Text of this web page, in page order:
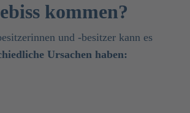
kommen?
und -besitzer kann es
Ursachen haben: